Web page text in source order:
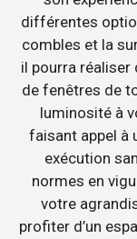
différentes
combles et la
il pourra réaliser
de fenêtres de
luminosité à
faisant appel à
exécution
normes en
votre
profiter d’un